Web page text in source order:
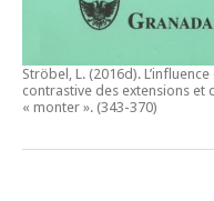
Ströbel, L. (2016d).
contrastive des extensions et
« monter ». (343-370)